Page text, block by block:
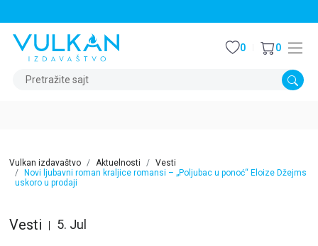
Pretražite sajt
0 0
Vulkan izdavaštvo Aktuelnosti
Vesti
Novi ljubavni roman kraljice romansi – „Poljubac u ponoć“ Eloize Džejms
uskoro u prodaji
Vesti 5. Jul